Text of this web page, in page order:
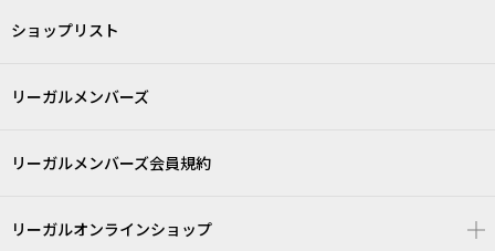
ショップリスト
リーガルメンバーズ
リーガルメンバーズ会員規約
リーガルオンラインショップ